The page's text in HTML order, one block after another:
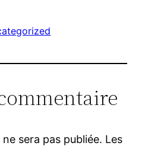
sera pas publiée. Les